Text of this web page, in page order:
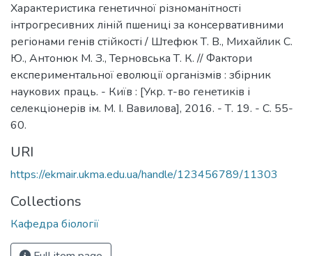
Характеристика генетичної різноманітності
інтрогресивних ліній пшениці за консервативними
регіонами генів стійкості / Штефюк Т. В., Михайлик С.
Ю., Антонюк М. З., Терновська Т. К. // Фактори
експериментальної еволюції організмів : збірник
наукових праць. - Київ : [Укр. т-во генетиків і
селекціонерів ім. М. І. Вавилова], 2016. - Т. 19. - С. 55-
60.
URI
https://ekmair.ukma.edu.ua/handle/123456789/11303
Collections
Кафедра біології